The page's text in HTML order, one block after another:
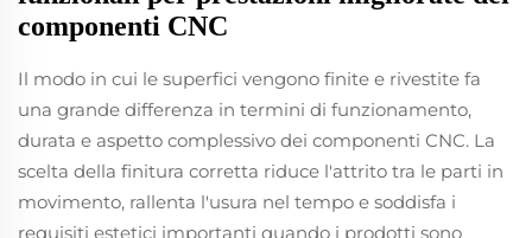
componenti CNC
Il modo in cui le superfici vengono finite e rivestite fa
una grande differenza in termini di funzionamento,
durata e aspetto complessivo dei componenti CNC. La
scelta della finitura corretta riduce l'attrito tra le parti in
movimento, rallenta l'usura nel tempo e soddisfa i
requisiti estetici importanti quando i prodotti sono